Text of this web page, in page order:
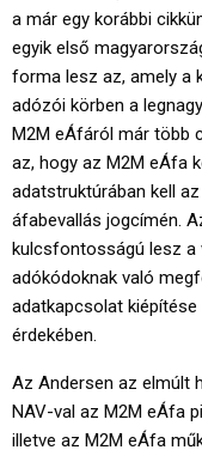
a már egy korábbi
egyik első
forma lesz az, amely a
adózói körben a
M2M eÁfáról már több
az, hogy az M2M eÁfa
adatstruktúrában kell
áfabevallás jogcímén.
kulcsfontosságú lesz a
adókódoknak való
adatkapcsolat
érdekében.
Az Andersen az elmúlt
NAV-val az M2M eÁfa
illetve az M2M eÁfa